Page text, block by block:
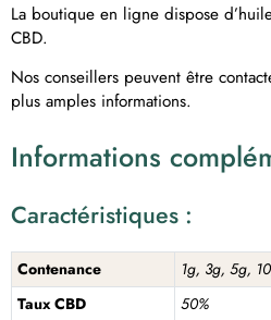
La boutique en ligne dispose
CBD.
Nos conseillers peuvent être
plus amples informations.
Informations
Caractéristiques :
Contenance
1g, 3g, 5g,
Taux CBD
50%